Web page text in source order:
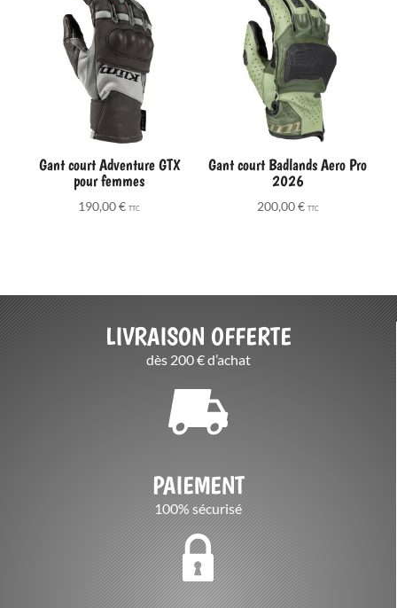
Gant court Adventure GTX
pour femmes
190,00€ TTC
Gant court Badlands Aero Pro
2026
200,00€ TTC
LIVRAISON OFFERTE
dès 200 € d’achat
PAIEMENT
100% sécurisé